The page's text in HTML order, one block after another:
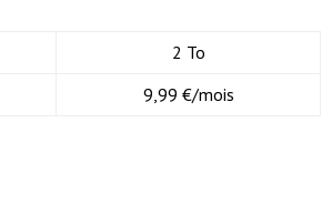
2 To
9,99 €/mois